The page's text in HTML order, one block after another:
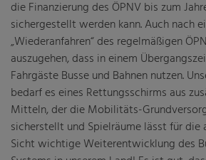
die Finanzierung des ÖPNV bis zum
sichergestellt werden kann. Auch nach
„Wiederanfahren“ des regelmäßigen
auszugehen, dass in einem
Fahrgäste Busse und Bahnen nutzen.
bedarf es eines Rettungsschirms aus
Mitteln, der die Mobilitäts-
sicherstellt und Spielräume lässt für
Sicht wichtige Weiterentwicklung des